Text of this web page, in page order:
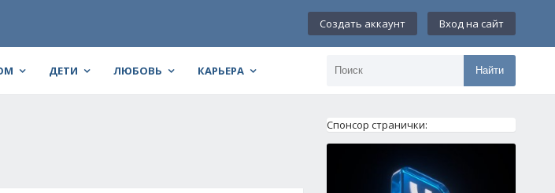
Создать аккаунт Вход на сайт
ДЕТИ ЛЮБОВЬ КАРЬЕРА Найти
Спонсор странички: